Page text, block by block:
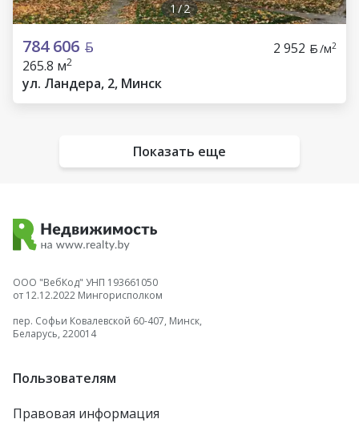
1/2
784 606 2 952 /м2
265.8 м2
ул. Ландера, 2, Минск
Показать еще
ООО "ВебКод" УНП 193661050
от 12.12.2022 Мингорисполком
пер. Софьи Ковалевской 60-407, Минск,
Беларусь, 220014
Пользователям
Правовая информация